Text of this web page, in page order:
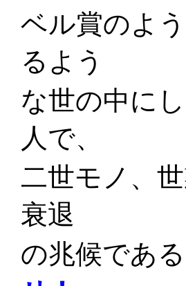
ベル賞のよ
るよう
な世の中に
人で、
二世モノ、
衰退
の兆候である